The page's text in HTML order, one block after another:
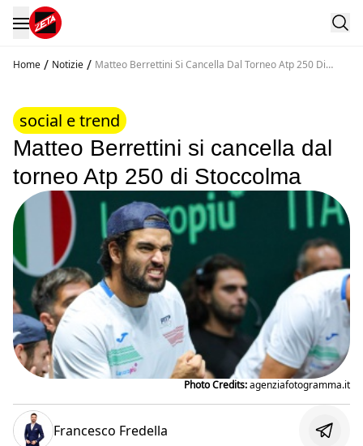
Home / Notizie / Matteo Berrettini Si Cancella Dal Torneo Atp 250 Di
social e trend
Matteo Berrettini si cancella dal
torneo Atp 250 di Stoccolma
Photo Credits:agenziafotogramma.it
Francesco Fredella